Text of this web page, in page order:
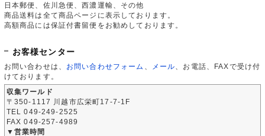
日本郵便、佐川急便、西濃運輸、その他
商品送料は全て商品ページに表示しております。
高額商品には保証付書留便をお勧めしております。
お客様センター
お問い合わせは、 お問い合わせフォーム メール 、お電話、FAXで受け付
けております。
収集ワールド
〒350-1117 川越市広栄町17-7-1F
TEL 049-249-2525
FAX 049-257-4989
▼営業時間